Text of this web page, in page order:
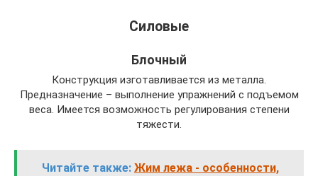
Силовые
Блочный
Конструкция изготавливается из металла.
Предназначение – выполнение упражнений с подъемом
веса. Имеется возможность регулирования степени
тяжести.
Читайте также: Жим лежа - особенности,